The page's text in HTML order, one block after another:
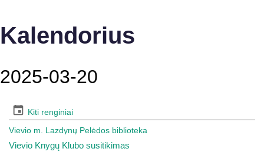
Kalendorius
2025-03-20
Kiti renginiai
Vievio m. Lazdynų Pelėdos biblioteka
Vievio Knygų Klubo susitikimas